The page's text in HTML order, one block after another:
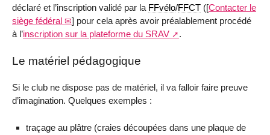
déclaré et l’inscription validé par la FFvélo/FFCT ([Contacter le
siège fédéral
] pour cela après avoir préalablement procédé
à l’inscription sur la plateforme du SRAV .
Le matériel pédagogique
Si le club ne dispose pas de matériel, il va falloir faire preuve
d’imagination. Quelques exemples :
traçage au plâtre (craies découpées dans une plaque de